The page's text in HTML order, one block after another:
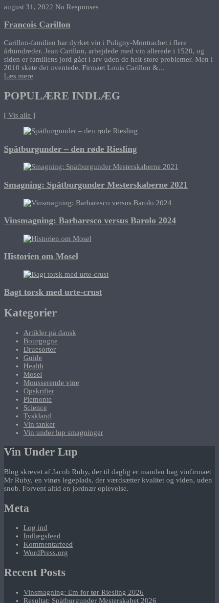
august 31, 2022 No Responses
Francois Carillon
Carillon-familien har dyrket vin i Puligny-Montrachet i flere
århundreder. Jean Carillon, arbejdede med vin allerede i 1520, og
siden er familiens jord gået i arv uden de helt store problemer. Men i
2010 skete det uventede. Firmaet Louis Carillon &...
Læs mere
POPULÆRE INDLÆG
[ Vis alle ]
Spätburgunder – den røde Riesling
Smagning: Spätburgunder Mesterskaberne 2021
Vinsmagning: Barbaresco versus Barolo 2024
Historien om Mosel
Bagt torsk med urte-crust
Kategorier
Artikler på dansk
Bourgogne
Druesorter
Guide
Health
Mosel
Mousserende vine
Opskrifter
Piemonte
Science
Tyskland
Vin tanker
Vin under lup smagninger
Vin Under Lup
Blog skrevet af Jacob Ruby, der til daglig er manden bag vinfirmaet
Mr Ruby, en vinøs legeplads, der værdsætter kvalitet og viden, uden
snob. Forvent altid en jordnær oplevelse.
Meta
Log ind
Indlægsfeed
Kommentarfeed
WordPress.org
Recent Posts
Vinsmagning: Em for tør Riesling 2026
Resultat: Spätburgunder Mesterskabet 2026